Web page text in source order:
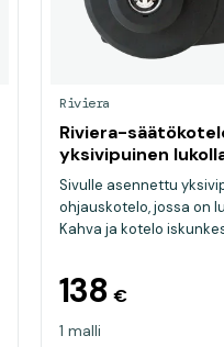
Riviera
Riviera-
yksivipuinen
Sivulle asennettu
ohjauskotelo, jossa on
Kahva ja kotelo
138€
1 malli